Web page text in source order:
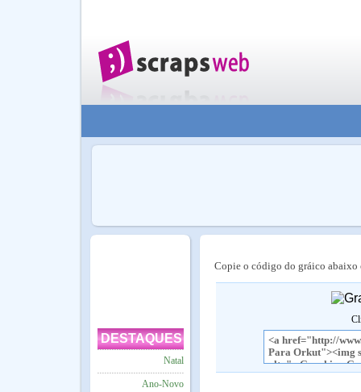
DESTAQUES
Natal
Ano-Novo
Copie o código do gráico abaixo